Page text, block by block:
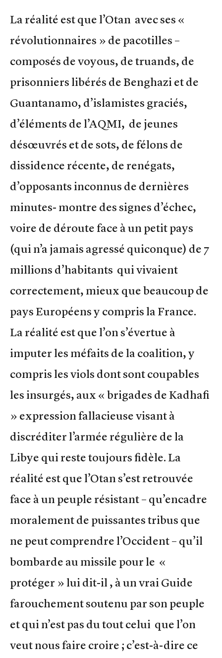
La réalité est que l’Otan avec ses «
révolutionnaires » de pacotilles –
composés de voyous, de truands, de
prisonniers libérés de Benghazi et de
Guantanamo, d’islamistes graciés,
d’éléments de l’AQMI, de jeunes
désœuvrés et de sots, de félons de
dissidence récente, de renégats,
d’opposants inconnus de dernières
minutes- montre des signes d’échec,
voire de déroute face à un petit pays
(qui n’a jamais agressé quiconque) de 7
millions d’habitants qui vivaient
correctement, mieux que beaucoup de
pays Européens y compris la France.
La réalité est que l’on s’évertue à
imputer les méfaits de la coalition, y
compris les viols dont sont coupables
les insurgés, aux « brigades de Kadhafi
» expression fallacieuse visant à
discréditer l’armée régulière de la
Libye qui reste toujours fidèle. La
réalité est que l’Otan s’est retrouvée
face à un peuple résistant – qu’encadre
moralement de puissantes tribus que
ne peut comprendre l’Occident – qu’il
bombarde au missile pour le «
protéger » lui dit-il , à un vrai Guide
farouchement soutenu par son peuple
et qui n’est pas du tout celui que l’on
veut nous faire croire ; c’est-à-dire ce